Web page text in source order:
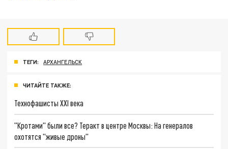
ТЕГИ: АРХАНГЕЛЬСК
ЧИТАЙТЕ ТАКЖЕ:
Технофашисты XXI века
"Кротами" были все? Теракт в центре Москвы: На генералов
охотятся "живые дроны"